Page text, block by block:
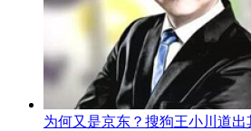
为何又是京东？搜狗王小川道出